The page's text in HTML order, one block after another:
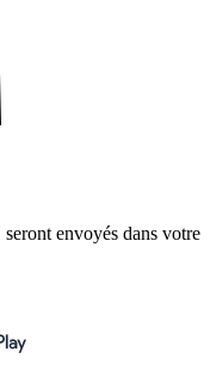
envoyés dans votre